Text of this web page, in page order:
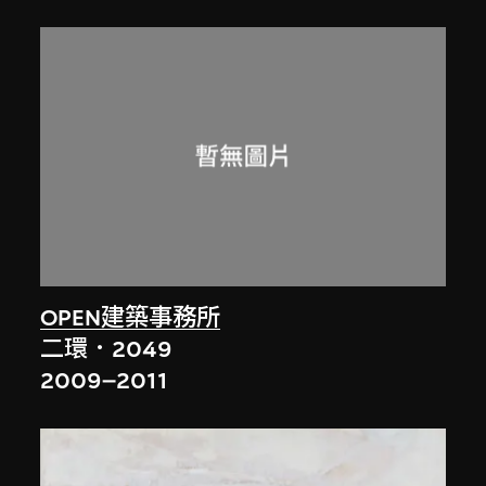
OPEN建築事務所
二環．2049
2009–2011